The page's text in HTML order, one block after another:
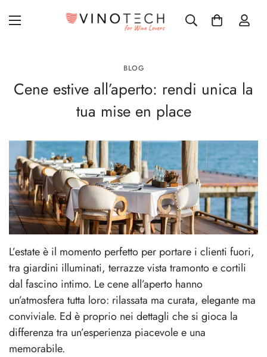
BLOG
Cene estive all’aperto: rendi unica la
tua mise en place
L’estate è il momento perfetto per portare i clienti fuori,
tra giardini illuminati, terrazze vista tramonto e cortili
dal fascino intimo. Le cene all’aperto hanno
un’atmosfera tutta loro: rilassata ma curata, elegante ma
conviviale. Ed è proprio nei dettagli che si gioca la
differenza tra un’esperienza piacevole e una
memorabile.